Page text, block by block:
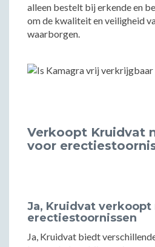
alleen bestelt bij erkende en
om de kwaliteit en veiligheid
waarborgen.
Verkoopt Kruidvat
voor
Ja, Kruidvat
erectiestoornissen
Ja, Kruidvat biedt